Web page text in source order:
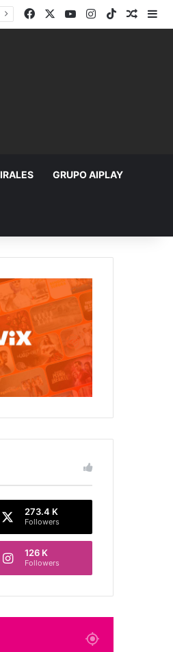
Facebook YouTubeInstagram
TikTok
GRUPO AIPLAY
273.4 K
Followers
126 K
Followers